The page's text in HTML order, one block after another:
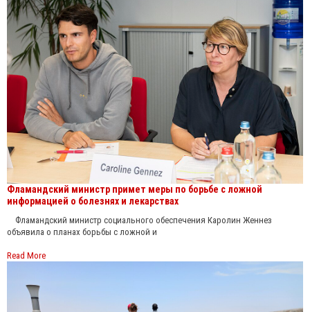
Фламандский министр примет меры по борьбе с ложной
информацией о болезнях и лекарствах
Фламандский министр социального обеспечения Каролин Женнез
объявила о планах борьбы с ложной и
Read More